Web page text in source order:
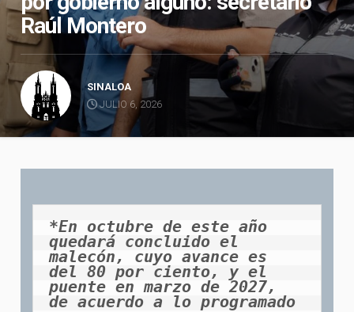
Raúl Montero
SINALOA
JULIO 6, 2026
*En octubre de este año
quedará concluido el
malecón, cuyo avance es
del 80 por ciento, y el
puente en marzo de 2027,
de acuerdo a lo programado